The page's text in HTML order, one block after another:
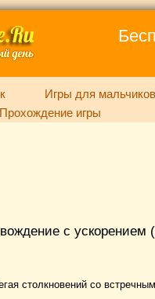
Игры для мальчиков
Прохождение игры
с ускорением
столкновений со